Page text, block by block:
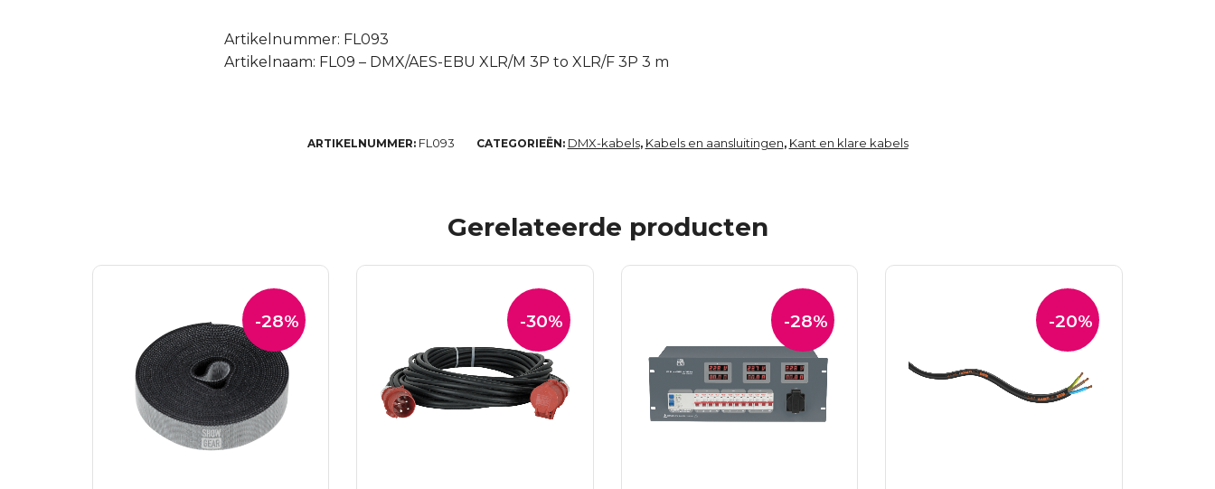
Artikelnummer: FL093
Artikelnaam: FL09 – DMX/AES-EBU XLR/M 3P to XLR/F 3P 3 m
ARTIKELNUMMER: FL093 CATEGORIEËN: DMX-kabels, Kabels en aansluitingen, Kant en klare kabels
Gerelateerde producten
-28% -30% -28% -20%